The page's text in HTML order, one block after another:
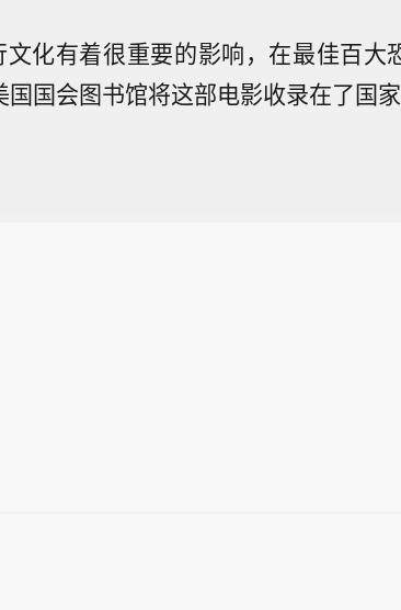
文化有着很重要的影响， 在最佳百大
国国会图书馆将这部电影收录在了国家